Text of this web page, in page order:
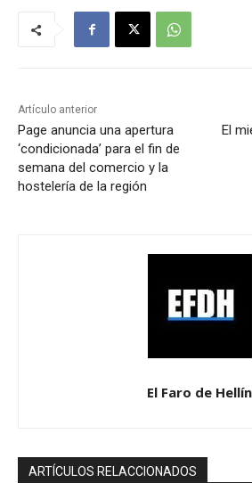
Artículo anterior
Page anuncia una apertura
‘condicionada’ para el fin de
semana del comercio y la
hostelería de la región
El
El Faro de Hellín
ARTÍCULOS RELACCIONADOS